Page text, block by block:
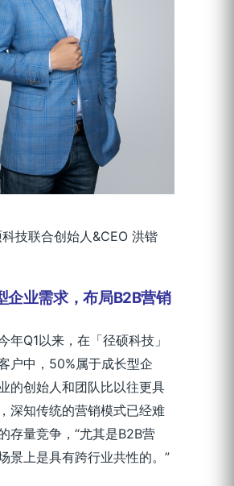
技联合创始人&CEO 洪锴
企业需求，布局B2B营销
年Q1以来，在「径硕科技」
户中，50%属于成长型企
的创始人和团队比以往更具
深知传统的营销模式已经难
存量竞争，“尤其是B2B营
景上是具有跨行业共性的。”